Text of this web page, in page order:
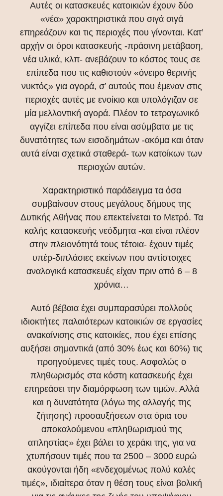
Αυτές οι κατασκευές κατοικιών έχουν δύο
«νέα» χαρακτηριστικά που σιγά σιγά
επηρεάζουν και τις περιοχές που γίνονται. Κατ’
αρχήν οι όροι κατασκευής -πράσινη μετάβαση,
νέα υλικά, κλπ- ανεβάζουν το κόστος τους σε
επίπεδα που τις καθιστούν «όνειρο θερινής
νυκτός» για αγορά, σ’ αυτούς που έμεναν στις
περιοχές αυτές με ενοίκιο και υπολόγιζαν σε
μία μελλοντική αγορά. Πλέον το τετραγωνικό
αγγίζει επίπεδα που είναι ασύμβατα με τις
δυνατότητες των εισοδημάτων -ακόμα και όταν
αυτά είναι σχετικά σταθερά- των κατοίκων των
περιοχών αυτών.
Χαρακτηριστικό παράδειγμα τα όσα
συμβαίνουν στους μεγάλους δήμους της
Δυτικής Αθήνας που επεκτείνεται το Μετρό. Τα
καλής κατασκευής νεόδμητα -και είναι πλέον
στην πλειονότητά τους τέτοια- έχουν τιμές
υπέρ-διπλάσιες εκείνων που αντίστοιχες
αναλογικά κατασκευές είχαν πριν από 6 – 8
χρόνια…
Αυτό βέβαια έχει συμπαρασύρει πολλούς
ιδιοκτήτες παλαιότερων κατοικιών σε εργασίες
ανακαίνισης στις κατοικίες, που έχει επίσης
αυξήσει σημαντικά (από 30% έως και 60%) τις
προηγούμενες τιμές τους. Ασφαλώς ο
πληθωρισμός στα κόστη κατασκευής έχει
επηρεάσει την διαμόρφωση των τιμών. Αλλά
και η δυνατότητα (λόγω της αλλαγής της
ζήτησης) προσαυξήσεων στα όρια του
αποκαλούμενου «πληθωρισμού της
απληστίας» έχει βάλει το χεράκι της, για να
χτυπήσουν τιμές που τα 2500 – 3000 ευρώ
ακούγονται ήδη «ενδεχομένως πολύ καλές
τιμές», ιδιαίτερα όταν η θέση τους είναι βολική